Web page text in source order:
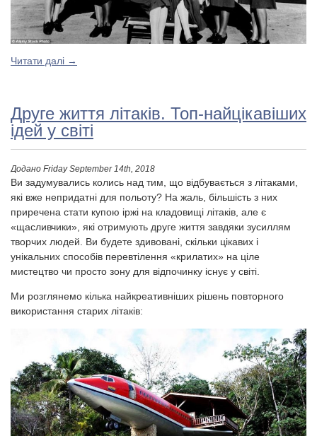
Читати далі →
Друге життя літаків. Топ-найцікавіших
ідей у світі
Додано Friday September 14th, 2018
Ви задумувались колись над тим, що відбувається з літаками,
які вже непридатні для польоту? На жаль, більшість з них
приречена стати купою іржі на кладовищі літаків, але є
«щасливчики», які отримують друге життя завдяки зусиллям
творчих людей. Ви будете здивовані, скільки цікавих і
унікальних способів перевтілення «крилатих» на ціле
мистецтво чи просто зону для відпочинку існує у світі.
Ми розглянемо кілька найкреативніших рішень повторного
використання старих літаків: